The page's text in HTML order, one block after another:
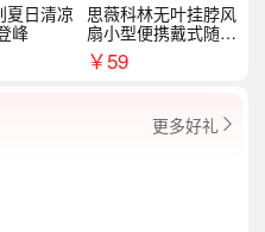
夏日清凉
峰
思薇科林无叶挂脖风
扇小型便携戴式随身
挂脖子降温神器
￥59
更多好礼 